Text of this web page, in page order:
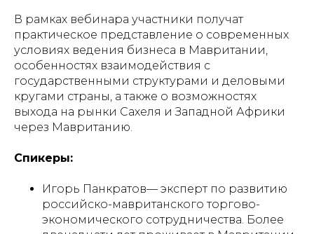
В рамках вебинара участники получат
практическое представление о современных
условиях ведения бизнеса в Мавритании,
особенностях взаимодействия с
государственными структурами и деловыми
кругами страны, а также о возможностях
выхода на рынки Сахеля и Западной Африки
через Мавританию.
Спикеры:
Игорь Панкратов— эксперт по развитию
российско-мавританского торгово-
экономического сотрудничества. Более